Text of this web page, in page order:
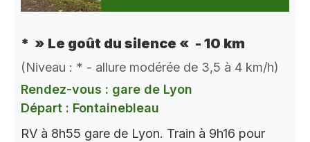
* » Le goût du silence « - 10 km
(Niveau : * - allure modérée de 3,5 à 4 km/h)
Rendez-vous : gare de Lyon
Départ : Fontainebleau
RV à 8h55 gare de Lyon. Train à 9h16 pour